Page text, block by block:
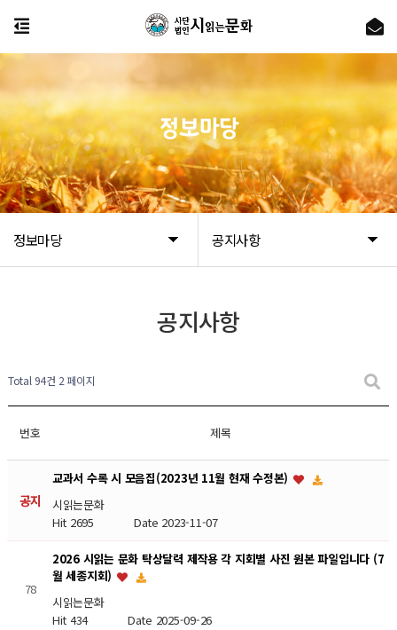
정보마당 공지사항
정보마당
공지사항
Total 94건 2 페이지
번호 제목
공지
교과서 수록 시 모음집(2023년 11월 현재 수정본)
시읽는문화
Hit 2695 Date 2023-11-07
78
2026 시읽는 문화 탁상달력 제작용 각 지회별 사진 원본 파일입니다 (7
월 세종지회)
시읽는문화
Hit 434Date 2025-09-26